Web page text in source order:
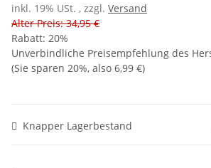
inkl. 19% USt. , zzgl. Versand
Alter Preis: 34,95 €
Rabatt: 20%
Unverbindliche Preisempfehlung des
(Sie sparen 20%, also 6,99 €)
Knapper Lagerbestand